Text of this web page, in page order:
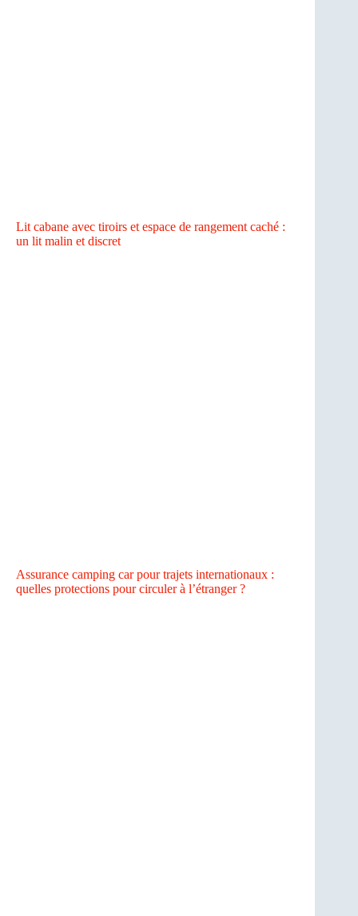
Lit cabane avec tiroirs et espace de rangement caché :
un lit malin et discret
Assurance camping car pour trajets internationaux :
quelles protections pour circuler à l’étranger ?